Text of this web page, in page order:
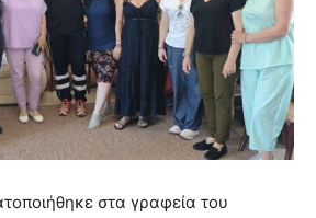
στα γραφεία του